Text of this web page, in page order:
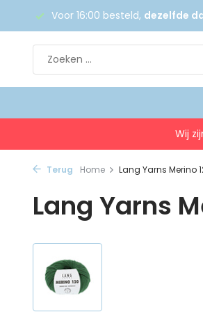
Voor 16:00 besteld, dezelfde
Wij
Terug Home Lang Yarns Merino
Lang Yarns